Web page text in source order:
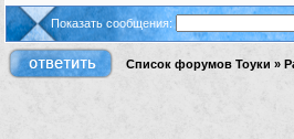
Показать сообщения:
Список форумов Тоуки »